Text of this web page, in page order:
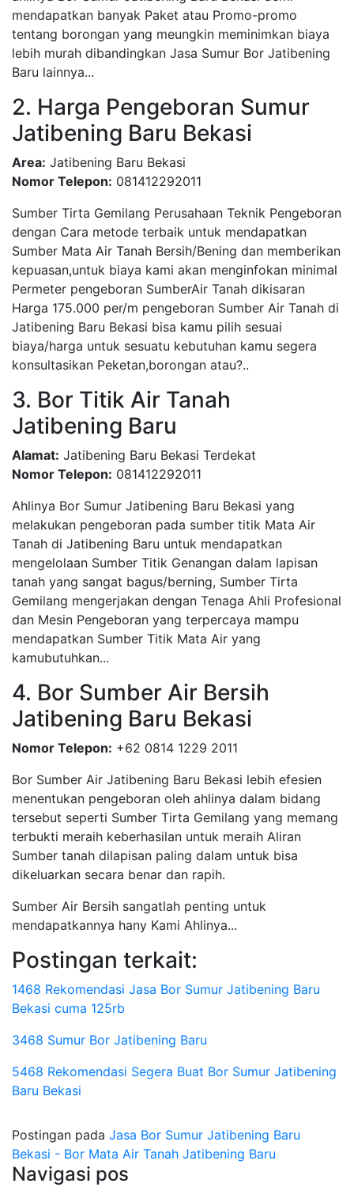
mendapatkan banyak Paket atau Promo-promo
tentang borongan yang meungkin meminimkan biaya
lebih murah dibandingkan Jasa Sumur Bor Jatibening
Baru lainnya...
2. Harga Pengeboran Sumur
Jatibening Baru Bekasi
Area: Jatibening Baru Bekasi
Nomor Telepon: 081412292011
Sumber Tirta Gemilang Perusahaan Teknik Pengeboran
dengan Cara metode terbaik untuk mendapatkan
Sumber Mata Air Tanah Bersih/Bening dan memberikan
kepuasan,untuk biaya kami akan menginfokan minimal
Permeter pengeboran SumberAir Tanah dikisaran
Harga 175.000 per/m pengeboran Sumber Air Tanah di
Jatibening Baru Bekasi bisa kamu pilih sesuai
biaya/harga untuk sesuatu kebutuhan kamu segera
konsultasikan Peketan,borongan atau?..
3. Bor Titik Air Tanah
Jatibening Baru
Alamat: Jatibening Baru Bekasi Terdekat
Nomor Telepon: 081412292011
Ahlinya Bor Sumur Jatibening Baru Bekasi yang
melakukan pengeboran pada sumber titik Mata Air
Tanah di Jatibening Baru untuk mendapatkan
mengelolaan Sumber Titik Genangan dalam lapisan
tanah yang sangat bagus/berning, Sumber Tirta
Gemilang mengerjakan dengan Tenaga Ahli Profesional
dan Mesin Pengeboran yang terpercaya mampu
mendapatkan Sumber Titik Mata Air yang
kamubutuhkan...
4. Bor Sumber Air Bersih
Jatibening Baru Bekasi
Nomor Telepon: +62 0814 1229 2011
Bor Sumber Air Jatibening Baru Bekasi lebih efesien
menentukan pengeboran oleh ahlinya dalam bidang
tersebut seperti Sumber Tirta Gemilang yang memang
terbukti meraih keberhasilan untuk meraih Aliran
Sumber tanah dilapisan paling dalam untuk bisa
dikeluarkan secara benar dan rapih.
Sumber Air Bersih sangatlah penting untuk
mendapatkannya hany Kami Ahlinya...
Postingan terkait:
1468 Rekomendasi Jasa Bor Sumur Jatibening Baru
Bekasi cuma 125rb
3468 Sumur Bor Jatibening Baru
5468 Rekomendasi Segera Buat Bor Sumur Jatibening
Baru Bekasi
Postingan pada Jasa Bor Sumur Jatibening Baru
Bekasi - Bor Mata Air Tanah Jatibening Baru
Navigasi pos